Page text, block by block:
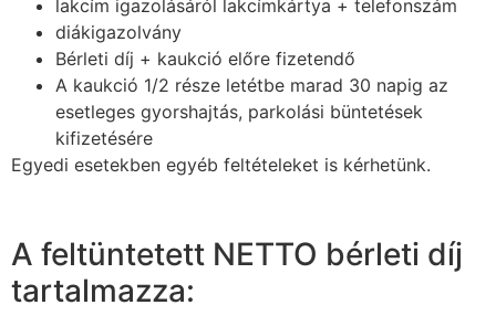
lakcím igazolásáról lakcímkártya + telefonszám
diákigazolvány
Bérleti díj + kaukció előre fizetendő
A kaukció 1/2 része letétbe marad 30 napig az
esetleges gyorshajtás, parkolási büntetések
kifizetésére
Egyedi esetekben egyéb feltételeket is kérhetünk.
A feltüntetett NETTO bérleti díj
tartalmazza: